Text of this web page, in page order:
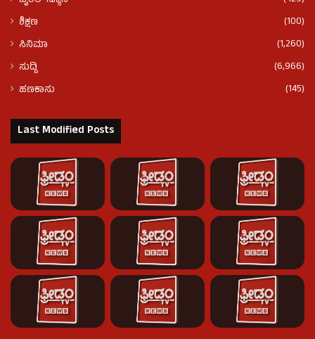
ಶಿಕ್ಷಣ
(100)
ಸಿನಿಮಾ
(1,260)
ಸುದ್ದಿ
(6,966)
ಹಣಕಾಸು
(145)
Last Modified Posts